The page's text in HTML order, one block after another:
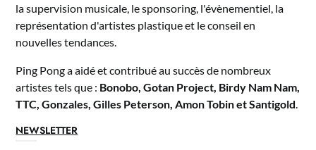
la supervision musicale, le sponsoring, l'évènementiel, la
représentation d'artistes plastique et le conseil en
nouvelles tendances.
Ping Pong a aidé et contribué au succès de nombreux
artistes tels que : Bonobo, Gotan Project, Birdy Nam Nam,
TTC, Gonzales, Gilles Peterson, Amon Tobin et Santigold.
NEWSLETTER